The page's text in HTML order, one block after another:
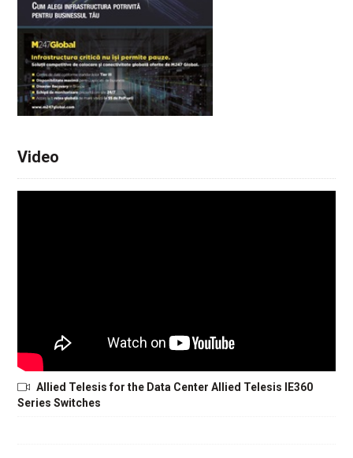
Video
Allied Telesis for the Data Center Allied Telesis IE360
Series Switches